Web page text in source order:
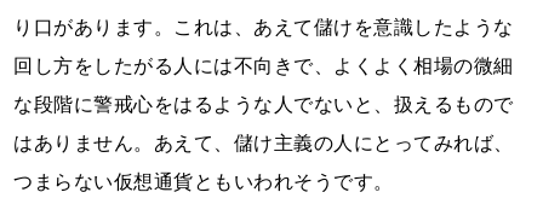
り口があります。これは、あえて儲けを意識したような
回し方をしたがる人には不向きで、よくよく相場の微細
な段階に警戒心をはるような人でないと、扱えるもので
はありません。あえて、儲け主義の人にとってみれば、
つまらない仮想通貨ともいわれそうです。